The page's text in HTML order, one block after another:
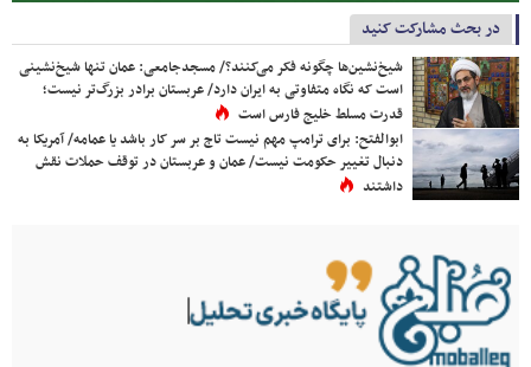
در بحث مشارکت کنید
شیخ‌نشین‌ها چگونه فکر می‌کنند؟/ مسجدجامعی: عمان تنها شیخ‌نشینی
است که نگاه متفاوتی به ایران دارد/ عربستان برادر بزرگ‌تر نیست؛
قدرت مسلط خلیج فارس است
ابوالفتح: برای ترامپ مهم نیست تاج بر سر کار باشد یا عمامه/ آمریکا به
دنبال تغییر حکومت نیست/ عمان و عربستان در توقف حملات نقش
داشتند